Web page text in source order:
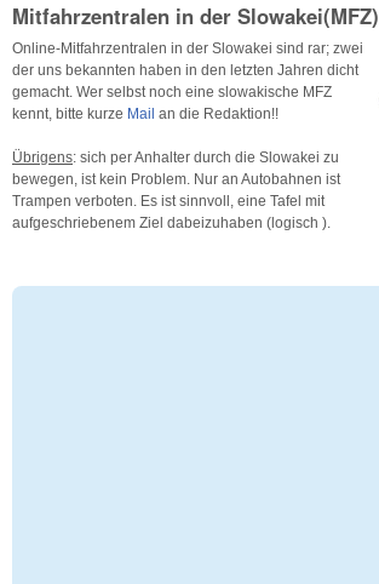
Mitfahrzentralen in der Slowakei(MFZ)
Online-Mitfahrzentralen in der Slowakei sind rar; zwei
der uns bekannten haben in den letzten Jahren dicht
gemacht. Wer selbst noch eine slowakische MFZ
kennt, bitte kurze Mail an die Redaktion!!
Übrigens: sich per Anhalter durch die Slowakei zu
bewegen, ist kein Problem. Nur an Autobahnen ist
Trampen verboten. Es ist sinnvoll, eine Tafel mit
aufgeschriebenem Ziel dabeizuhaben (logisch ).